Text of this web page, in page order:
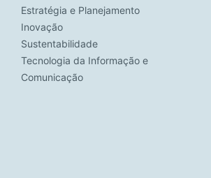
Estratégia e Planejamento
Inovação
Sustentabilidade
Tecnologia da Informação e
Comunicação